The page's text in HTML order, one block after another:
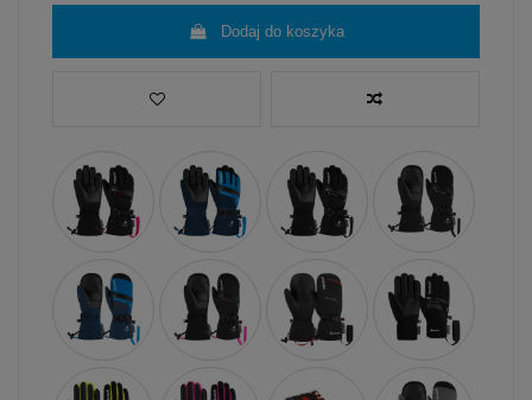
Dodaj do koszyka